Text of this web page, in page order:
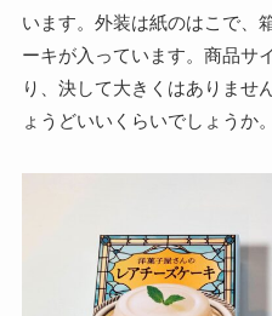
います。外装は紙のはこで、
ーキが入っています。商品サ
り、決して大きくはありませ
ょうどいいくらいでしょうか。